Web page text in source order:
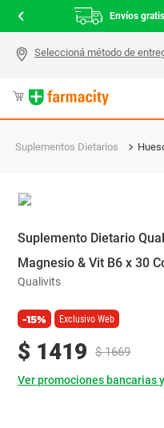
Envíos
Suplementos Dietarios
Suplemento Dietario
Magnesio & Vit B6 x 30
Qualivits
-15% Exclusivo Web
$ 1419 $ 1669
Ver promociones bancarias